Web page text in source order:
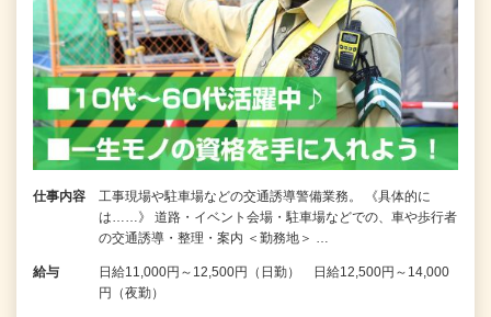
仕事内容
工事現場や駐車場などの交通誘導警備業務。 《具体的に
は……》 道路・イベント会場・駐車場などでの、車や歩行者
の交通誘導・整理・案内 ＜勤務地＞ …
給与
日給11,000円～12,500円（日勤） 日給12,500円～14,000
円（夜勤）